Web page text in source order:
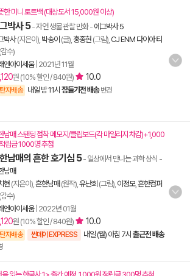
한 미니 토트백 (대상도서 15,000원 이상)
박사 5- 자연 생물 관찰 만화- 에그박사 5
박사(지은이), 박송이 (글), 홍종현 (그림), CJ ENM 다이아 티
(감수)
엔아이세움| 2021년 11월
원 (10% 할인 / 840원) 10.0
자배송 내일 밤 11시 잠들기전 배송 변경
남매 스탠딩 점착 메모지/클립보드(각 마일리지 차감)+1,000
립금 1000명 추첨
남매의 흔한 호기심 5- 일상에서 만나는 과학 상식 -
남매
현(지은이), 흔한남매 (원작), 유난희 (그림), 이정모, 흔한컴퍼
(감수)
엔아이세움| 2022년 01월
원 (10% 할인 / 840원) 10.0
자배송 썬데이 EXPRESS 내일 (월) 아침 7시 출근전 배송